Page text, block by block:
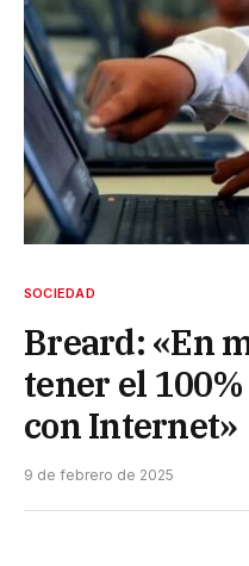
SOCIEDAD
Breard: «En
tener el
con Internet»
9 de febrero de 2025